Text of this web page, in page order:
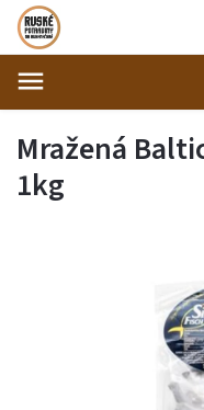
Mražená
1kg